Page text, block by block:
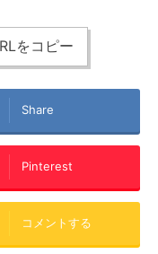
をコピー
Share
Pinterest
コメントする